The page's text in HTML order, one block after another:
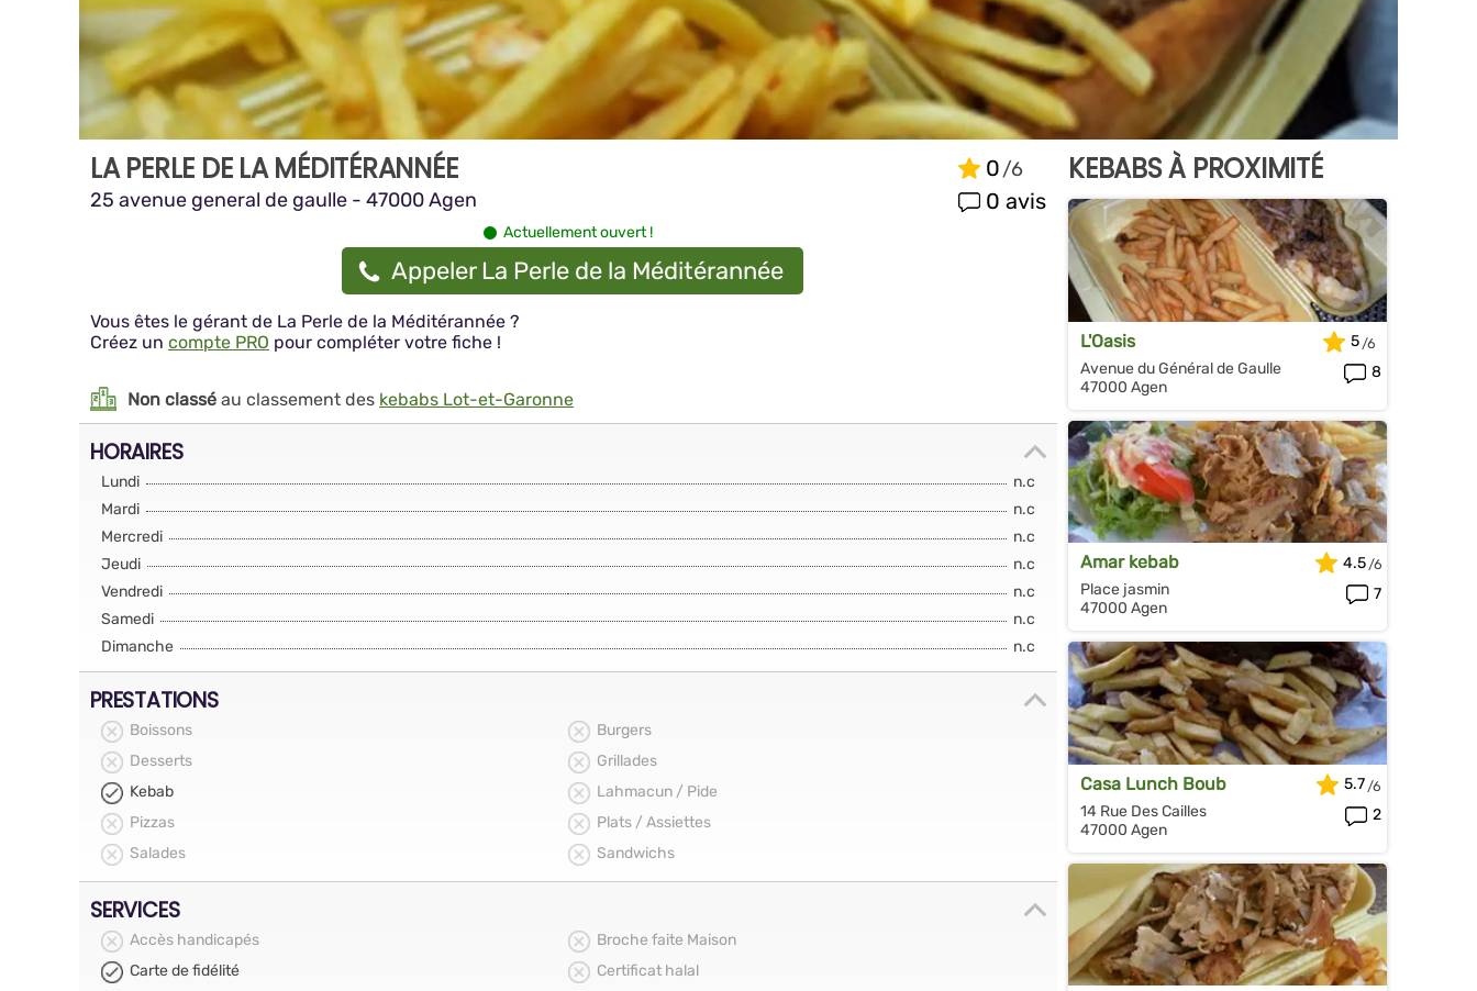
LA PERLE DE LA MÉDITÉRANNÉE
25 avenue general de gaulle - 47000 Agen
0
0 avis
Actuellement ouvert !
Appeler La Perle de la Méditérannée
Vous êtes le gérant de La Perle de la Méditérannée ?
Créez un compte PRO pour compléter votre fiche !
Non classé au classement des kebabs Lot-et-Garonne
HORAIRES
Lundi
n.c
Mardi
n.c
Mercredi
n.c
Jeudi
n.c
Vendredi
n.c
Samedi
n.c
Dimanche
n.c
PRESTATIONS
Boissons
Burgers
Desserts
Grillades
Kebab
Lahmacun / Pide
Pizzas
Plats / Assiettes
Salades
Sandwichs
SERVICES
Accès handicapés
Broche faite Maison
Carte de fidélité
Certificat halal
KEBABS À PROXIMITÉ
L'Oasis
Avenue du Général de Gaulle
47000 Agen
5
8
Amar kebab
Place jasmin
47000 Agen
4.5
7
Casa Lunch Boub
14 Rue Des Cailles
47000 Agen
5.7
2